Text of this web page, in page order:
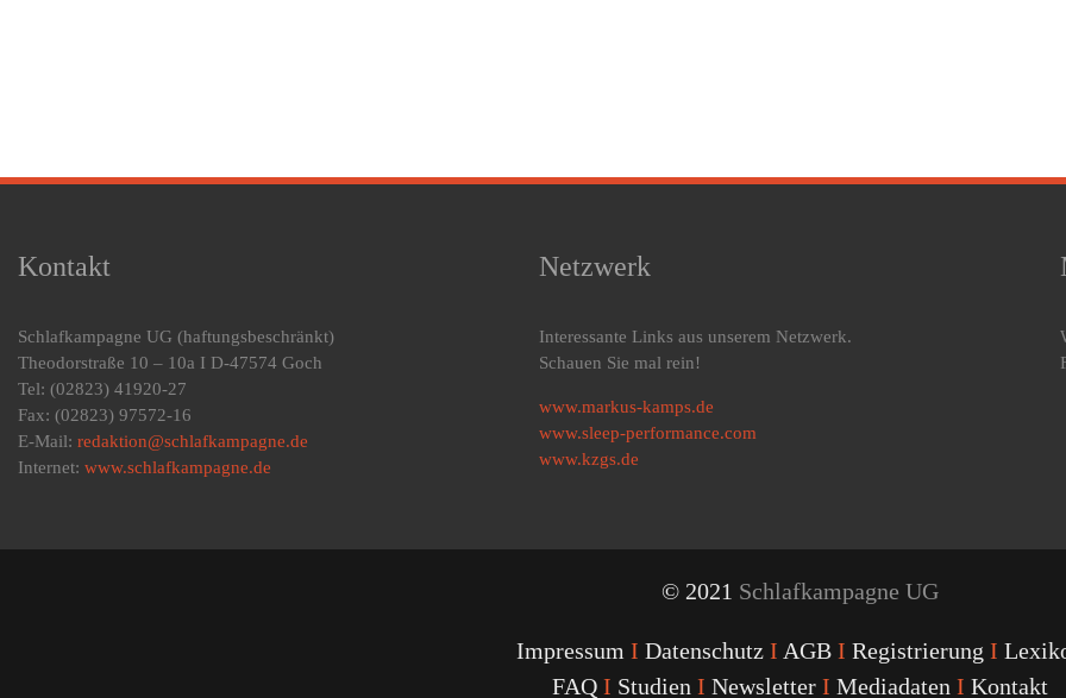
Kontakt
Schlafkampagne UG (haftungsbeschränkt)
Theodorstraße 10 – 10a I D-47574 Goch
Tel: (02823) 41920-27
Fax: (02823) 97572-16
E-Mail: redaktion@schlafkampagne.de
Internet: www.schlafkampagne.de
Netzwerk
Interessante Links aus unserem Netzwerk.
Schauen Sie mal rein!
www.markus-kamps.de
www.sleep-performance.com
www.kzgs.de
© 2021 Schlafkampagne UG
Impressum I Datenschutz I AGB I Registrierung I
FAQ I Studien I Newsletter I Mediadaten I Kontakt